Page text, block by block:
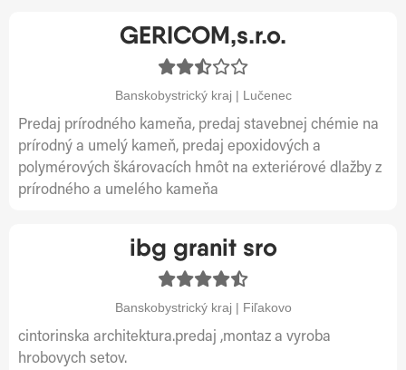
GERICOM,s.r.o.
Banskobystrický kraj | Lučenec
Predaj prírodného kameňa, predaj stavebnej chémie na
prírodný a umelý kameň, predaj epoxidových a
polymérových škárovacích hmôt na exteriérové dlažby z
prírodného a umelého kameňa
ibg granit sro
Banskobystrický kraj | Fiľakovo
cintorinska architektura.predaj ,montaz a vyroba
hrobovych setov.